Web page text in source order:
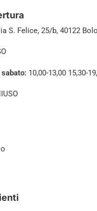
S. Felice, 25/b, 40122
10,00-13,00 15,30-